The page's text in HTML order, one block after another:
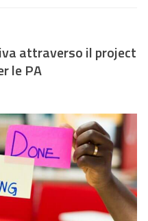
attraverso il project
le PA